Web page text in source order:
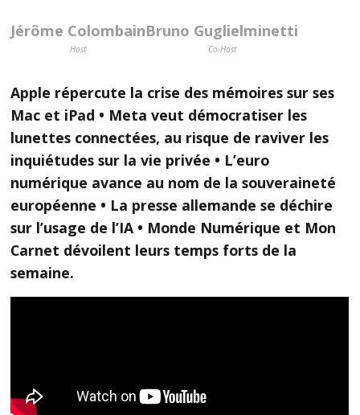
Jérôme Colombain
Host
Bruno Guglielminetti
Co-Host
Apple répercute la crise des mémoires sur ses
Mac et iPad • Meta veut démocratiser les
lunettes connectées, au risque de raviver les
inquiétudes sur la vie privée • L’euro
numérique avance au nom de la souveraineté
européenne • La presse allemande se déchire
sur l’usage de l’IA • Monde Numérique et Mon
Carnet dévoilent leurs temps forts de la
semaine.